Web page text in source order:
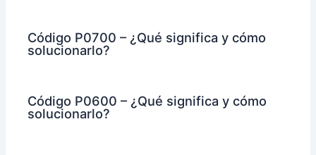
Código P0700 – ¿Qué significa y cómo
solucionarlo?
Código P0600 – ¿Qué significa y cómo
solucionarlo?